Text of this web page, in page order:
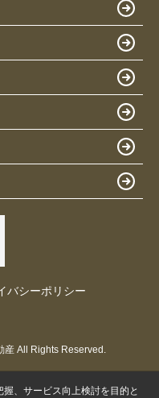
バシーポリシー
産 All Rights Reserved.
、サービス向上検討を目的と